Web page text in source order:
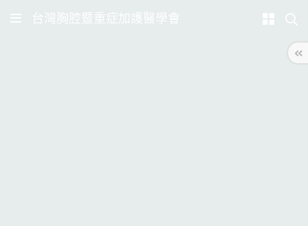
台灣胸腔暨重症加護醫學會